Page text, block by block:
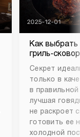
2025-12-01
Как выбрать
гриль-
Секрет
только в
в
лучшая
не раскроет
готовить ее
холодной